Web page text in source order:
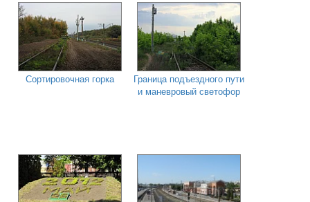
Сортировочная горка
Граница подъездного пути
и маневровый светофор